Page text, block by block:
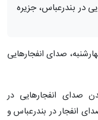
در بندرعباس، جزیره
صدای انفجارهایی
صدای انفجارهایی در
انفجار در بندرعباس و